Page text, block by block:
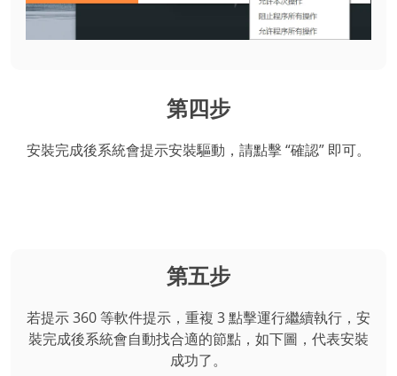
第四步
安裝完成後系統會提示安裝驅動，請點擊 “確認” 即可。
第五步
若提示 360 等軟件提示，重複 3 點擊運行繼續執行，安
裝完成後系統會自動找合適的節點，如下圖，代表安裝
成功了。